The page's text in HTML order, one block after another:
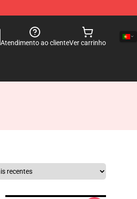
Atendimento ao clienteVer carrinho